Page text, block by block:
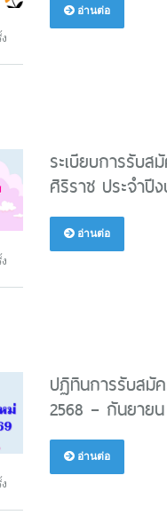
อ่านต่อ
ระเบียบการรับ
ศิริราช ประจำปี
อ่านต่อ
ปฏิทินการรับสมั
2568 – กันยาย
อ่านต่อ